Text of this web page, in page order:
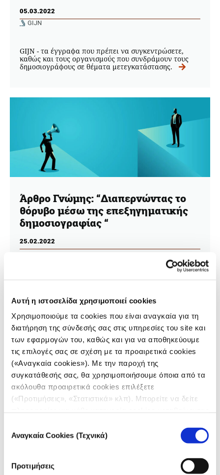
Αυτή η ιστοσελίδα χρησιμοποιεί cookies
Χρησιμοποιούμε τα cookies που είναι αναγκαία για τη
διατήρηση της σύνδεσής σας στις υπηρεσίες του site και
των εφαρμογών του, καθώς και για να αποθηκεύουμε
τις επιλογές σας σε σχέση με τα προαιρετικά cookies
(«Αναγκαία cookies»). Με την παροχή της
συγκατάθεσής σας, θα χρησιμοποιήσουμε όποια από τα
ακόλουθα προαιρετικά cookies επιλέξετε
(«Προτιμήσεις», «Στατιστικά» κλπ). Μπορείτε να δείτε
συγκατάθεσης
Αναγκαία Cookies (Τεχνικά)
Προτιμήσεις
05.03.2022
GIJN
GIJN - τα έγγραφα που πρέπει να συγκεντρώσετε,
καθώς και τους οργανισμούς που συνδράμουν τους
δημοσιογράφους σε θέματα μετεγκατάστασης.
Άρθρο Γνώμης: “Διαπερνώντας το
θόρυβο μέσω της επεξηγηματικής
δημοσιογραφίας “
25.02.2022